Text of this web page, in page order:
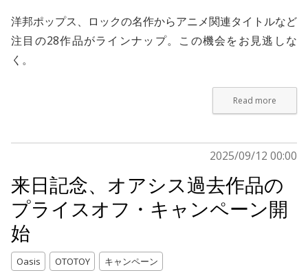
洋邦ポップス、ロックの名作からアニメ関連タイトルなど
注目の28作品がラインナップ。この機会をお見逃しな
く。
Read more
2025/09/12 00:00
来日記念、オアシス過去作品の
プライスオフ・キャンペーン開
始
Oasis OTOTOY キャンペーン